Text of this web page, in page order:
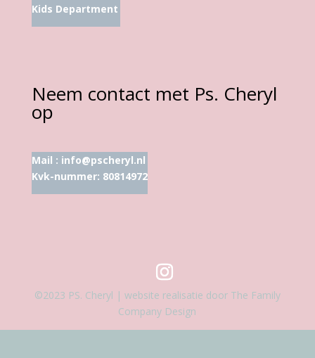
Kids Department
Neem contact met Ps. Cheryl
op
Mail : info@pscheryl.nl
Kvk-nummer: 80814972
©2023 PS. Cheryl | website realisatie door The Family
Company Design